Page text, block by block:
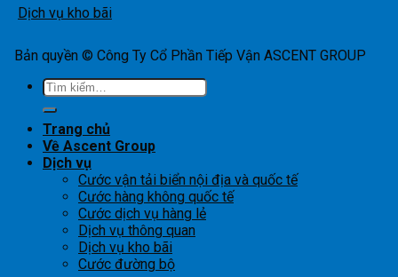
Dịch vụ kho bãi
Bản quyền © Công Ty Cổ Phần Tiếp Vận ASCENT GROUP
Tìm
Trang chủ
Về Ascent Group
Dịch vụ
Cước vận tải biển nội địa và quốc tế
Cước hàng không quốc tế
Cước dịch vụ hàng lẻ
Dịch vụ thông quan
Dịch vụ kho bãi
Cước đường bộ